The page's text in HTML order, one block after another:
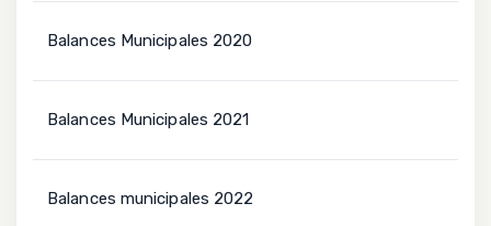
Balances Municipales 2020
Balances Municipales 2021
Balances municipales 2022